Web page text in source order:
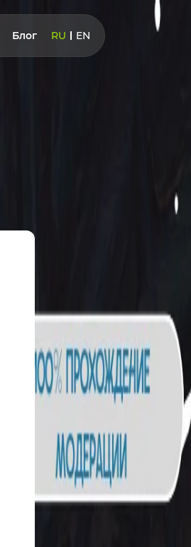
Блог RU EN